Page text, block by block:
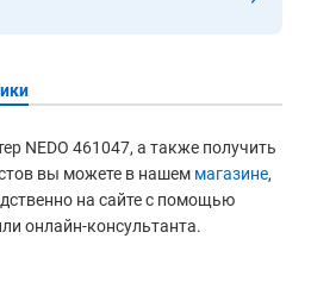
NEDO 461047, а также получить
вы можете в нашем магазине,
на сайте с помощью
онлайн-консультанта.